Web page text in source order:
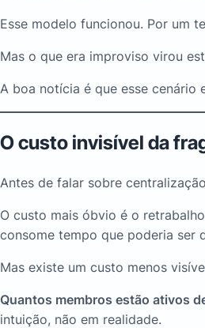
Esse modelo funcionou. Por um
Mas o que era improviso virou
A boa notícia é que esse
O custo invisível da
Antes de falar sobre
O custo mais óbvio é o
consome tempo que poderia ser
Mas existe um custo menos
Quantos membros estão ativos
intuição, não em realidade.